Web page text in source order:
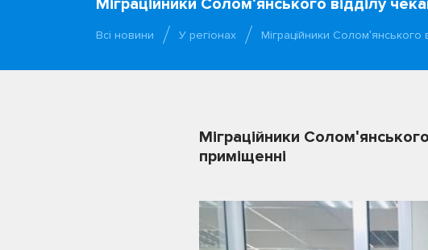
Міграційники Соломʹянського відділу
Всі новини У регіонах Міграційники Соломʹянського
Міграційники
приміщенні